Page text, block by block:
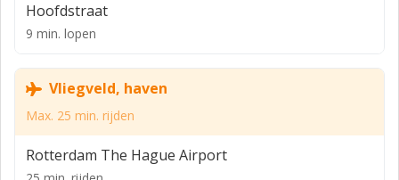
Maas. Op het bedrijventerrein zijn voornamelijk
partijen gevestigd met logistieke/haven gerelateerde
Uitzicht:
Geniet van een adembenemend uitzicht op de haven,
perfect voor een creatieve boost tijdens je werkdag.
Hoofdstraat
9 min. lopen
Vliegveld, haven
Max. 25 min. rijden
Rotterdam The Hague Airport